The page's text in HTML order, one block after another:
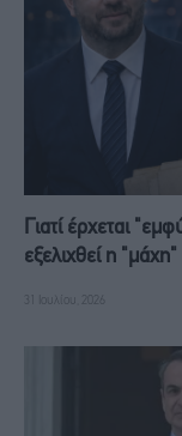
Γιατί έρχεται
εξελιχθεί η
31 Ιουλίου, 2026